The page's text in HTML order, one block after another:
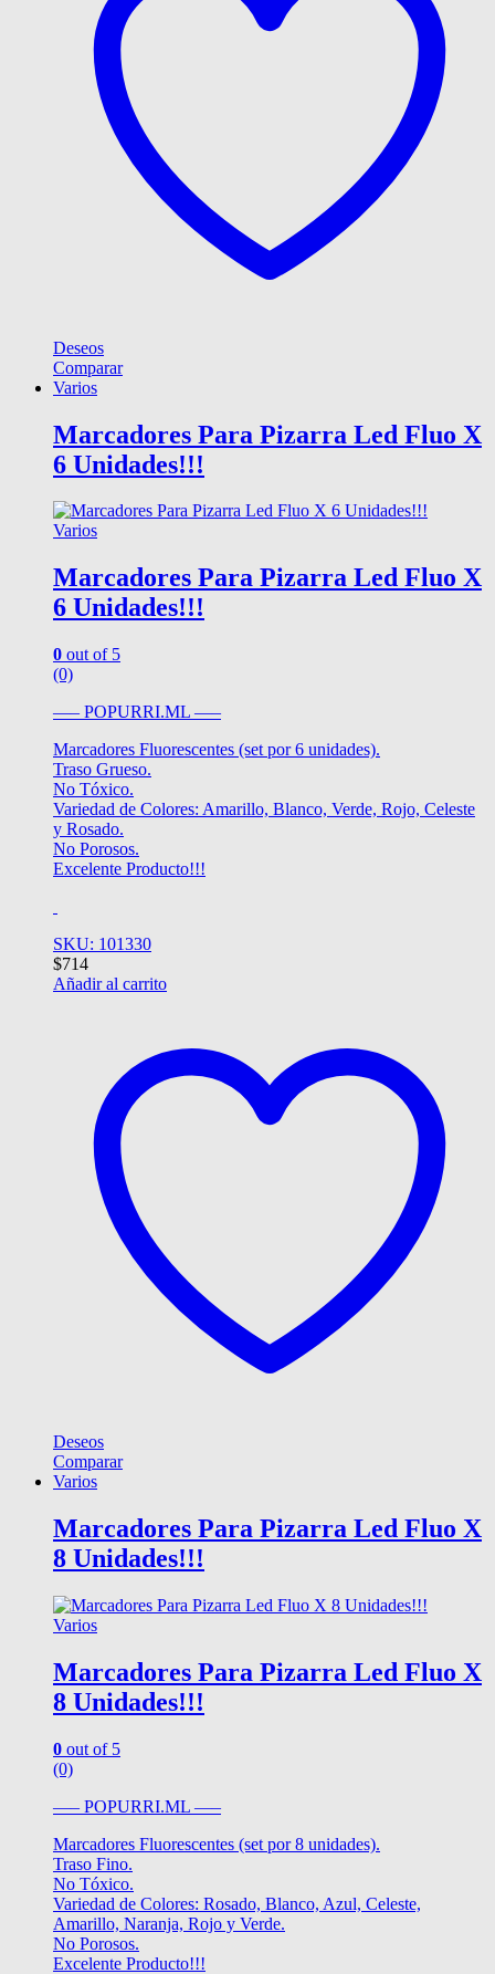
Deseos
Comparar
Varios
Marcadores Para Pizarra Led Fluo X
6 Unidades!!!
Varios
Marcadores Para Pizarra Led Fluo X
6 Unidades!!!
0 out of 5
(0)
—– POPURRI.ML —–
Marcadores Fluorescentes (set por 6 unidades).
Traso Grueso.
No Tóxico.
Variedad de Colores: Amarillo, Blanco, Verde, Rojo, Celeste
y Rosado.
No Porosos.
Excelente Producto!!!
SKU: 101330
$714
Añadir al carrito
Deseos
Comparar
Varios
Marcadores Para Pizarra Led Fluo X
8 Unidades!!!
Varios
Marcadores Para Pizarra Led Fluo X
8 Unidades!!!
0 out of 5
(0)
—– POPURRI.ML —–
Marcadores Fluorescentes (set por 8 unidades).
Traso Fino.
No Tóxico.
Variedad de Colores: Rosado, Blanco, Azul, Celeste,
Amarillo, Naranja, Rojo y Verde.
No Porosos.
Excelente Producto!!!